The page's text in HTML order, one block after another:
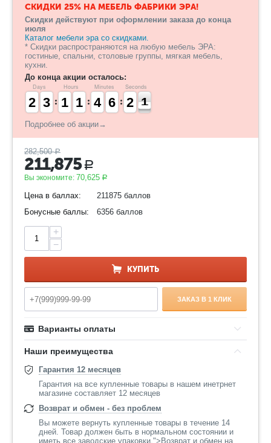
СКИДКИ 25% НА МЕБЕЛЬ ФАБРИКИ ЭРА!
Скидки действуют при оформлении заказа до конца
июля
Каталог мебели эра со скидками.
* Скидки распространяются на любую мебель ЭРА:
гостиные, спальни, столовые группы, мягкая мебель,
кухни.
До конца акции осталось:
Days
1
1
2
2 2
2
3
3
Hours
1
1
1
1 1
1
1
1
Minutes
3
3
4
4 5
5
6
6
Seconds
2
2
1 0
0
9
Подробнее об акции→
282,500 Р
211,875 Р
Вы экономите: 70,625 Р
Цена в баллах:
211875 баллов
Бонусные баллы:
6356 баллов
+
−
КУПИТЬ
ЗАКАЗ В 1 КЛИК
Варианты оплаты
Наши преимущества
Гарантия 12 месяцев
Гарантия на все купленные товары в нашем инетрнет
магазине составляет 12 месяцев
Возврат и обмен - без проблем
Вы можете вернуть купленные товары в течение 14
дней. Товар должен быть в нормальном состоянии и
иметь все заводские упаковки.">Возврат и обмен на